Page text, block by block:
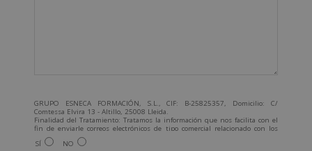
GRUPO ESNECA FORMACIÓN, S.L., CIF: B-25825357, Domicilio: C/
Comtessa Elvira 13 - Altillo, 25008 Lleida.
Finalidad del Tratamiento: Tratamos la información que nos facilita con el
fin de enviarle correos electrónicos de tipo comercial relacionado con los
productos ofrecidos y otros tipo de productos que fueran de su interés.
Legitimación del tratamiento: Consentimiento del interesado.
SÍ NO